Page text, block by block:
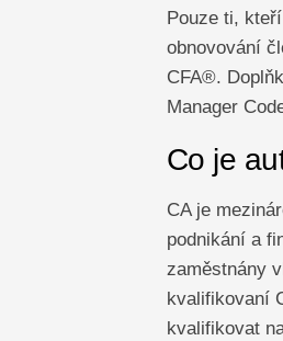
Pouze ti,
obnovování
CFA®.
Manager
Co je
CA je
podnikání a
zaměstnány
kvalifikovaní
kvalifikovat